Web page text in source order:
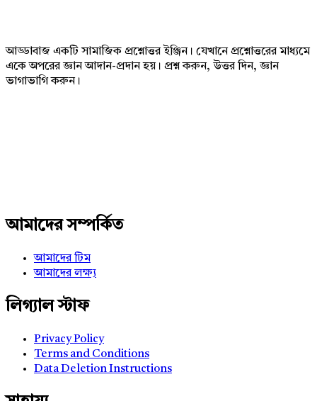
আড্ডাবাজ একটি সামাজিক প্রশ্নোত্তর ইঞ্জিন। যেখানে প্রশ্নোত্তরের মাধ্যমে
একে অপরের জ্ঞান আদান-প্রদান হয়। প্রশ্ন করুন, উত্তর দিন, জ্ঞান
ভাগাভাগি করুন।
আমাদের সম্পর্কিত
আমাদের টিম
আমাদের লক্ষ্য
লিগ্যাল স্টাফ
Privacy Policy
Terms and Conditions
Data Deletion Instructions